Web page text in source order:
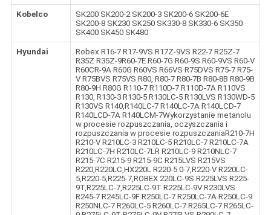
Kobelco
SK200 SK200-2 SK200-3 SK200-6 SK200-6E
SK200-8 SK230 SK250 SK330-8 SK330-6 SK350
SK400 SK450 SK480
Hyundai
Robex R16-7 R17-9VS R17Z-9VS R22-7 R25Z-7
R35Z R35Z-9R60-7E R60-7G R60-9S R60-9VS R60-V
R60CR-9A R60G R60VS R66VS R75DVS R75-7 R75-
V R75BVS R75VS R80, R80-7 R80-7B R80-8B R80-9B
R80-9H R80G R110-7 R110D-7 R110D-7A R110VS
R130, R130-3 R130-5 R130LC-5 R130LVS R130WD-5
R130VS R140,R140LC-7 R140LC-7A R140LCD-7
R140LCD-7A R140LCM-7Wykorzystanie metanolu
w procesie rozpuszczania, oczyszczania i
rozpuszczania w procesie rozpuszczaniaR210-7H
R210-V R210LC-3 R210LC-5 R210LC-7 R210LC-7A
R210LC-7H R210LC-7LR R210LC-9 R210NLC-7
R215-7C R215-9 R215-9C R215LVS R215VS
R220,R220LC,HX220L R220-5 0-7,R220-V R220LC-
5,R220-5,R225-7,ROBEX 220LC-9S R225LVS R225-
9T,R225LC-7,R225LC-9T R225LC-9V R230LVS
R245-7 R245LC-9F R250LC-7 R250LC-7A R250LC-9
R250NLC-7 R260LC-5 R260LC-7 R265LC-7 R265LC-